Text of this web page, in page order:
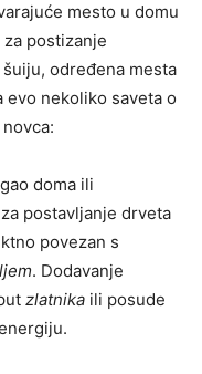
mesto u domu
postizanje
određena mesta
nekoliko saveta o
doma ili
postavljanje drveta
povezan s
. Dodavanje
zlatnika ili posude